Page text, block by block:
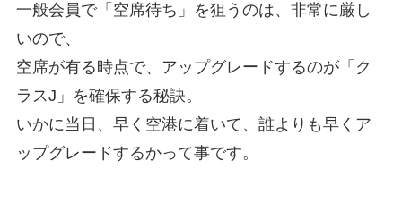
一般会員で「空席待ち」を狙うのは、非常に厳し
いので、
空席が有る時点で、アップグレードするのが「ク
ラスJ」を確保する秘訣。
いかに当日、早く空港に着いて、誰よりも早くア
ップグレードするかって事です。